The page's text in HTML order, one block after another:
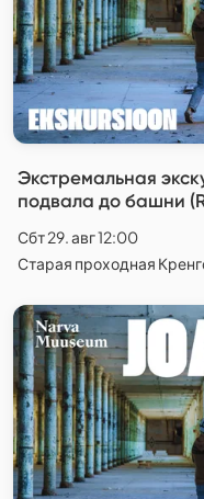
Экстремальная
подвала до башни
Сбт 29. авг 12:00
Старая проходная